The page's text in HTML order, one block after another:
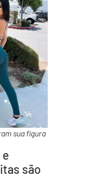
sua figura
são